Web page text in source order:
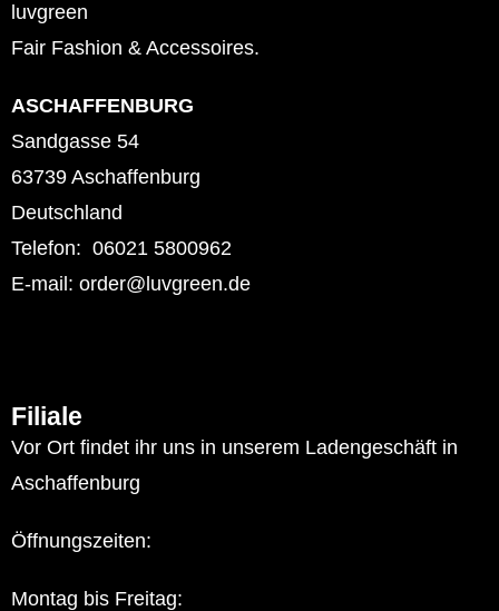
luvgreen
Fair Fashion & Accessoires.
ASCHAFFENBURG
Sandgasse 54
63739 Aschaffenburg
Deutschland
Telefon: 06021 5800962
E-mail: order@luvgreen.de
Filiale
Vor Ort findet ihr uns in unserem Ladengeschäft in
Aschaffenburg
Öffnungszeiten:
Montag bis Freitag: